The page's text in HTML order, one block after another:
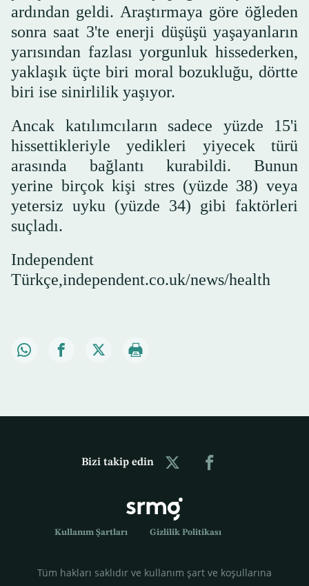
ardından geldi. Araştırmaya göre öğleden
sonra saat 3'te enerji düşüşü yaşayanların
yarısından fazlası yorgunluk hissederken,
yaklaşık üçte biri moral bozukluğu, dörtte
biri ise sinirlilik yaşıyor.
Ancak katılımcıların sadece yüzde 15'i
hissettikleriyle yedikleri yiyecek türü
arasında bağlantı kurabildi. Bunun
yerine birçok kişi stres (yüzde 38) veya
yetersiz uyku (yüzde 34) gibi faktörleri
suçladı.
Independent
Türkçe,independent.co.uk/news/health
Bizi takip edin
Kullanım Şartları Gizlilik Politikası
Tüm hakları saklıdır ve kullanım şart ve koşullarına